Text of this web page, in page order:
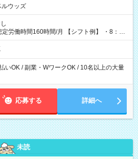
ルウッズ
160時間/月 【シフト例】 ・8：00
いOK / 副業・WワークOK / 10名以上の大量
応募する 詳細へ
未読